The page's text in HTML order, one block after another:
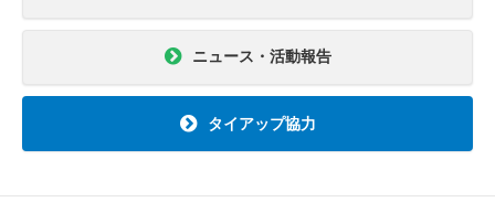
ニュース・活動報告
タイアップ協力